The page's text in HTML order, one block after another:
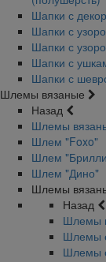
Шапки с
Шапки с
Шапки с
Шапки с
Шапки с
Шлемы вязаные
Назад
Шлемы
Шлем "Foxo"
Шлем
Шлем "Дино"
Шлемы
Назад
Шлемы
Шлемы
Шлемы